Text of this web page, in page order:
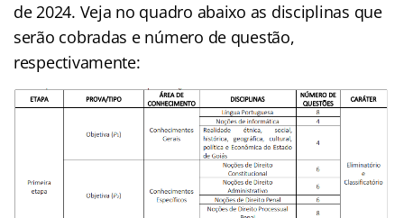
de 2024. Veja no quadro abaixo as disciplinas que
serão cobradas e número de questão,
respectivamente: